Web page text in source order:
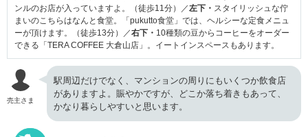
ンルのお店が入っていますよ。（徒歩11分）／左下・ スタイリッシュな佇
まいのこちらはなんと食堂。「pukutto食堂」では、ヘルシーな定食メニュ
ーが頂けます。（徒歩13分）／右下・ 10種類の豆からコーヒーをオーダー
できる「TERA COFFEE 大倉山店」。イートインスペースもあります。
売主さま
駅周辺だけでなく、マンションの周りにもいくつか飲食店
がありますよ。賑やかですが、どこか落ち着きもあって、
かなり暮らしやすいと思います。